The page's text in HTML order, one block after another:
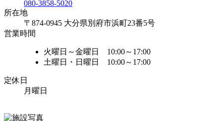
080-3858-5020
所在地
〒874-0945 大分県別府市浜町23番5号
営業時間
火曜日～金曜日 10:00～17:00
土曜日・日曜日 10:00～17:00
定休日
月曜日